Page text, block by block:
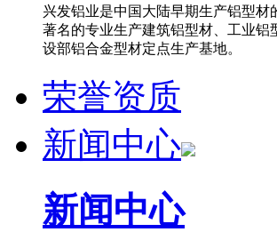
兴发铝业是中国大陆早期生产铝型材
著名的专业生产建筑铝型材、工业铝
设部铝合金型材定点生产基地。
荣誉资质
新闻中心
新闻中心